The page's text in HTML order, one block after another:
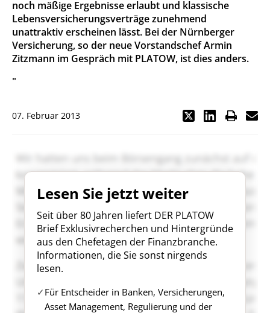
noch mäßige Ergebnisse erlaubt und klassische
Lebensversicherungsverträge zunehmend
unattraktiv erscheinen lässt. Bei der Nürnberger
Versicherung, so der neue Vorstandschef Armin
Zitzmann im Gespräch mit PLATOW, ist dies anders.
"
07. Februar 2013
Lesen Sie jetzt weiter
Seit über 80 Jahren liefert DER PLATOW
Brief Exklusivrecherchen und Hintergründe
aus den Chefetagen der Finanzbranche.
Informationen, die Sie sonst nirgends
lesen.
Für Entscheider in Banken, Versicherungen,
Asset Management, Regulierung und der